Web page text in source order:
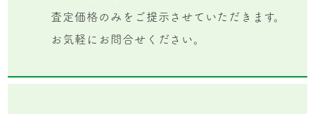
査定価格のみをご提示させていただきます。
お気軽にお問合せください。